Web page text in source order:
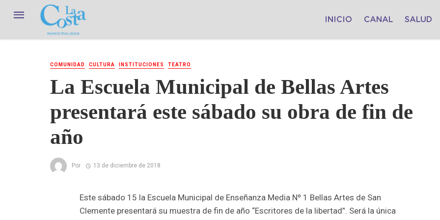
INICIO CANAL SALUD
COMUNIDAD CULTURA INSTITUCIONES TEATRO
La Escuela Municipal de Bellas Artes
presentará este sábado su obra de fin de
año
Por 13 de diciembre de 2018
Este sábado 15 la Escuela Municipal de Enseñanza Media Nº 1 Bellas Artes de San
Clemente presentará su muestra de fin de año “Escritores de la libertad”. Será la única